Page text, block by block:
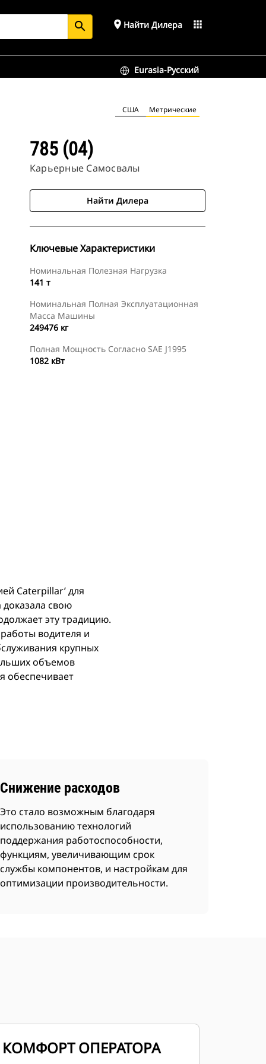
search place Найти Дилера apps
Eurasia-Русский
США Метрические
785 (04)
Карьерные Самосвалы
Найти Дилера
Ключевые Характеристики
Номинальная Полезная Нагрузка
141 т
Номинальная Полная Эксплуатационная
Масса Машины
249476 кг
Полная Мощность Согласно SAE J1995
1082 кВт
Caterpillar’ для
свою
эту традицию.
водителя и
крупных
объемов
обеспечивает
Снижение расходов
Это стало возможным благодаря
использованию технологий
поддержания работоспособности,
функциям, увеличивающим срок
службы компонентов, и настройкам для
оптимизации производительности.
КОМФОРТ ОПЕРАТОРА